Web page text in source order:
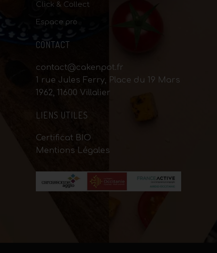
Click & Collect
Espace pro
CONTACT
contact@cakenpot.fr
1 rue Jules Ferry, Place du 19 Mars
1962, 11600 Villalier
LIENS UTILES
Certificat BIO
Mentions Légales